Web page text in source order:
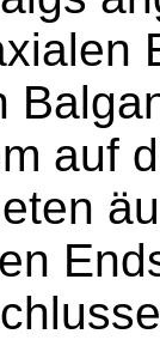
auf